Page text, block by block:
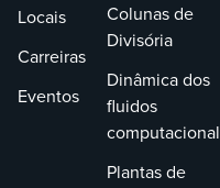
Locais
Carreiras
Eventos
Colunas de
Divisória
Dinâmica dos
fluidos
computacional
Plantas de